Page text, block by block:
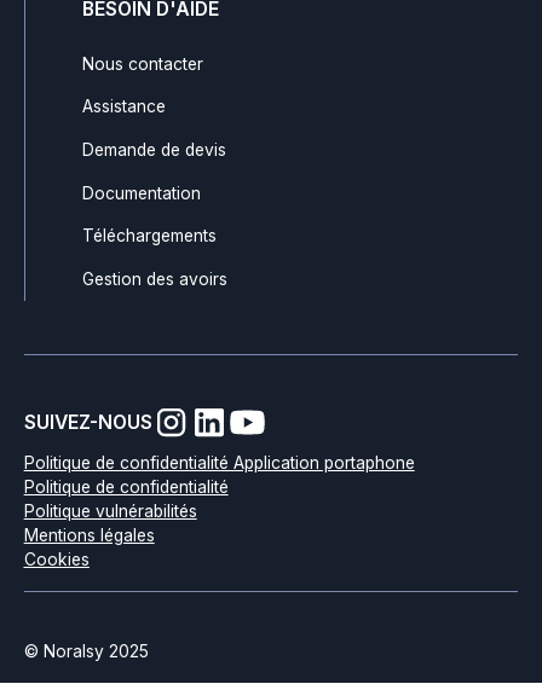
BESOIN D'AIDE
Nous contacter
Assistance
Demande de devis
Documentation
Téléchargements
Gestion des avoirs
Politique de confidentialité Application portaphone
Politique de confidentialité
Politique vulnérabilités
Mentions légales
Cookies
SUIVEZ-NOUS
© Noralsy 2025